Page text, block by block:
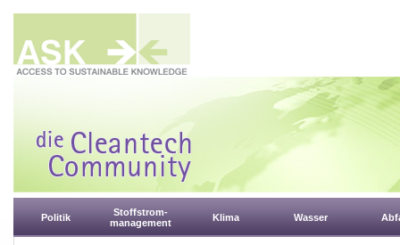
Politik
Stoffstrom-
management
Klima Wasser